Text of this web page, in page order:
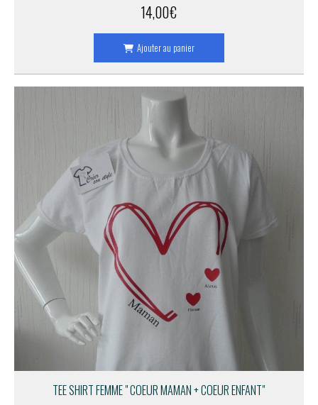
14,00€
Ajouter au panier
TEE SHIRT FEMME " COEUR MAMAN + COEUR ENFANT"